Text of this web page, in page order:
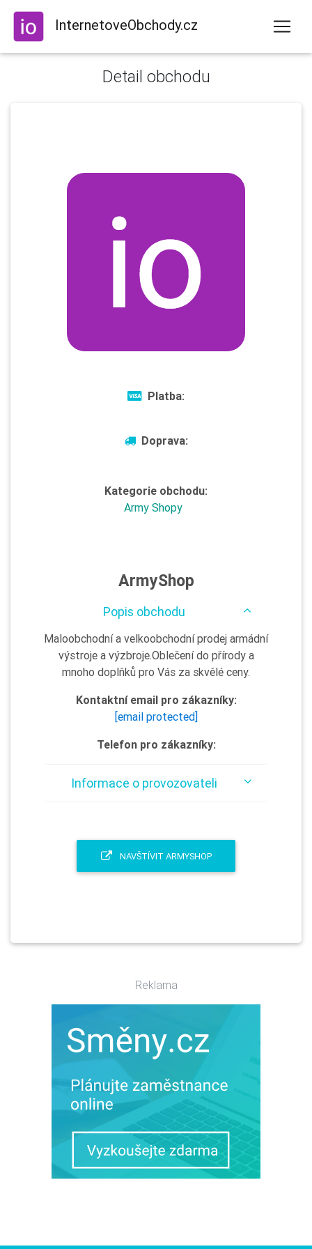
InternetoveObchody.cz
Detail obchodu
Platba:
Doprava:
Kategorie obchodu:
Army Shopy
ArmyShop
Popis obchodu
Maloobchodní a velkoobchodní prodej armádní
výstroje a výzbroje.Oblečení do přírody a
mnoho doplňků pro Vás za skvělé ceny.
Kontaktní email pro zákazníky:
[email protected]
Telefon pro zákazníky:
Informace o provozovateli
NAVŠTÍVIT ARMYSHOP
Reklama